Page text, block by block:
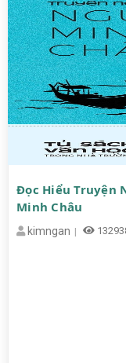
Đọc Hiểu Truyện
Minh Châu
kimngan